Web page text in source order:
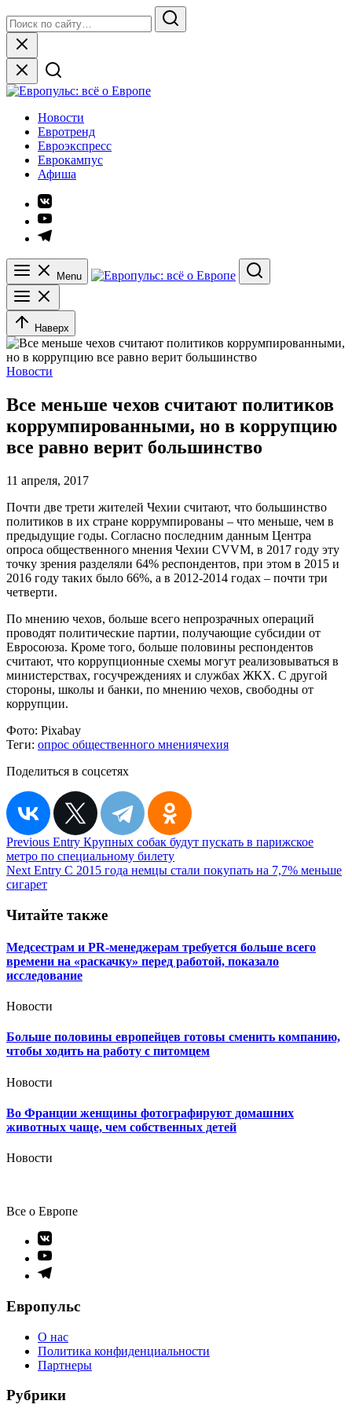
to
content
for:
Search
Close
Европульс: всё о Европе
Новости
Евротренд
Евроэкспресс
Еврокампус
Афиша
Элемент
меню
Элемент
меню
Элемент
Menu
Search
Наверх
Новости
Все меньше чехов считают политиков
коррумпированными, но в коррупцию
все равно верит большинство
11 апреля, 2017
Почти две трети жителей Чехии считают, что большинство
политиков в их стране коррумпированы – что меньше, чем в
предыдущие годы. Согласно последним данным Центра
опроса общественного мнения Чехии CVVM, в 2017 году эту
точку зрения разделяли 64% респондентов, при этом в 2015 и
2016 году таких было 66%, а в 2012-2014 годах – почти три
четверти.
По мнению чехов, больше всего непрозрачных операций
проводят политические партии, получающие субсидии от
Евросоюза. Кроме того, больше половины респондентов
считают, что коррупционные схемы могут реализовываться в
министерствах, госучреждениях и службах ЖКХ. С другой
стороны, школы и банки, по мнению чехов, свободны от
коррупции.
Фото: Pixabay
Теги: опрос общественного мнениячехия
Поделиться в соцсетях
Навигация
по
записям
Previous Entry Крупных собак будут пускать в парижское
метро по специальному билету
Next Entry С 2015 года немцы стали покупать на 7,7% меньше
сигарет
Читайте также
Медсестрам и PR-менеджерам требуется больше всего
времени на «раскачку» перед работой, показало
исследование
Новости
Больше половины европейцев готовы сменить компанию,
чтобы ходить на работу с питомцем
Новости
Во Франции женщины фотографируют домашних
животных чаще, чем собственных детей
Новости
Все о Европе
Элемент
меню
Элемент
меню
Элемент
Европульс
О нас
Политика конфиденциальности
Партнеры
Рубрики